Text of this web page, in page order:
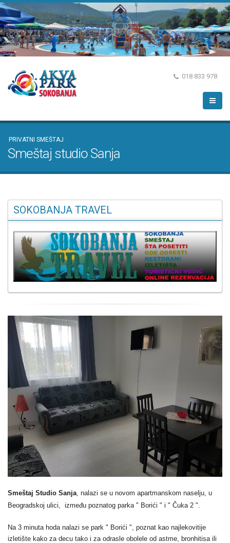
018 833 978
PRIVATNI SMEŠTAJ
Smeštaj studio Sanja
SOKOBANJA TRAVEL
Smeštaj Studio Sanja , nalazi se u novom apartmanskom naselju, u
Beogradskoj ulici, između poznatog parka " Borići " i " Čuka 2 ".
Na 3 minuta hoda nalazi se park " Borići ", poznat kao najlekovitije
izletište kako za decu tako i za odrasle obolele od astme, bronhitisa ili